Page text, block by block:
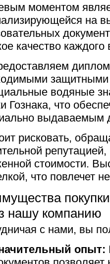
моментом
на
качество
водяные
Гознака, что
выдаваемым
рисковать,
стоимости.
что повлечет
нашу компанию
с нами, вы
опыт: